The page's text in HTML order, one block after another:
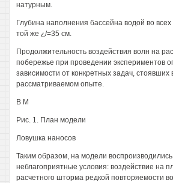
натурным.
Глубина наполнения бассейна водой во
той же ¿/=35 см.
Продолжительность воздействия волн на
побережье при проведении экспериментов
зависимости от конкретных задач, стоявших
рассматриваемом опыте.
В M
Рис. 1. План модели
Ловушка наносов
Таким образом, на модели
неблагоприятные условия: воздействие на
расчетного шторма редкой повторяемости